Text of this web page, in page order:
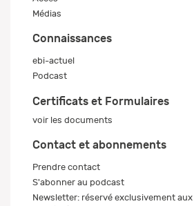
Médias
Connaissances
ebi-actuel
Podcast
Certificats et Formulaires
voir les documents
Contact et abonnements
Prendre contact
S'abonner au podcast
Newsletter: réservé exclusivement